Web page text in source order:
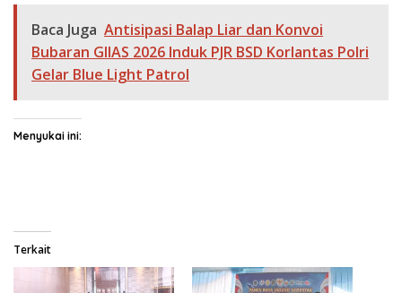
Baca Juga Antisipasi Balap Liar dan Konvoi
Bubaran GIIAS 2026 Induk PJR BSD Korlantas Polri
Gelar Blue Light Patrol
Menyukai ini:
Terkait